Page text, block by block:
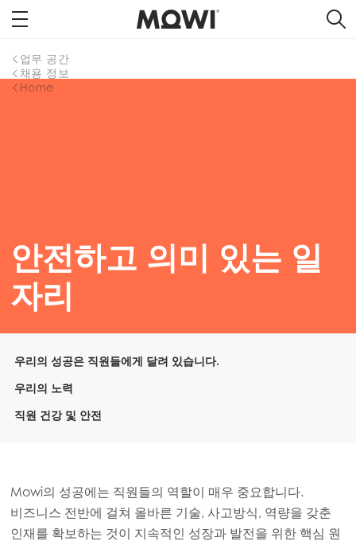
Home
채용 정보
업무 공간
안전하고 의미 있는 일
자리
우리의 성공은 직원들에게 달려 있습니다.
우리의 노력
직원 건강 및 안전
Mowi의 성공에는 직원들의 역할이 매우 중요합니다.
비즈니스 전반에 걸쳐 올바른 기술, 사고방식, 역량을 갖춘
인재를 확보하는 것이 지속적인 성장과 발전을 위한 핵심 원